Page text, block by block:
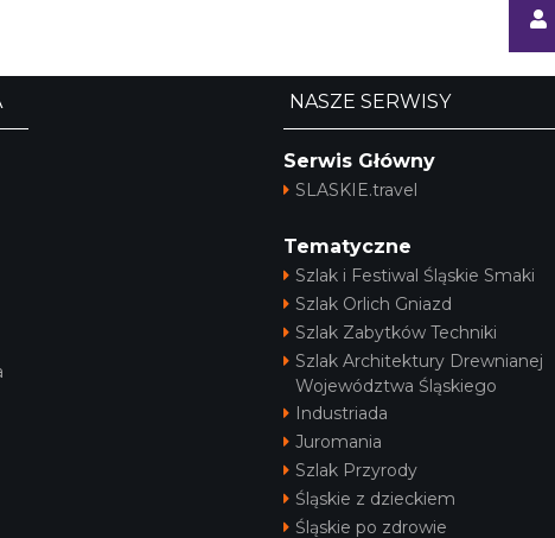
NASZE SERWISY
Serwis Główny
SLASKIE.travel
Tematyczne
Szlak i Festiwal Śląskie Smaki
Szlak Orlich Gniazd
Szlak Zabytków Techniki
Szlak Architektury Drewnianej
Województwa Śląskiego
Industriada
Juromania
Szlak Przyrody
Śląskie z dzieckiem
Śląskie po zdrowie